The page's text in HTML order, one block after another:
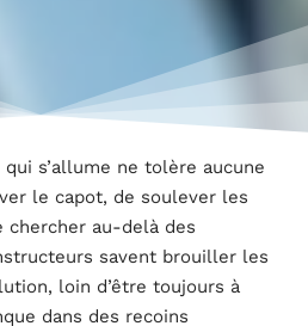
s’allume ne tolère aucune
le capot, de soulever les
chercher au-delà des
savent brouiller les
loin d’être toujours à
dans des recoins